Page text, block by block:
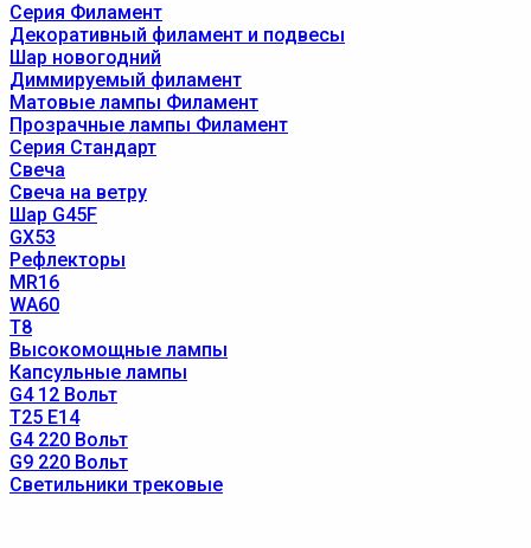
Серия Филамент
Декоративный филамент и подвесы
Шар новогодний
Диммируемый филамент
Матовые лампы Филамент
Прозрачные лампы Филамент
Серия Стандарт
Свеча
Свеча на ветру
Шар G45F
GX53
Рефлекторы
MR16
WA60
T8
Высокомощные лампы
Капсульные лампы
G4 12 Вольт
T25 E14
G4 220 Вольт
G9 220 Вольт
Светильники трековые